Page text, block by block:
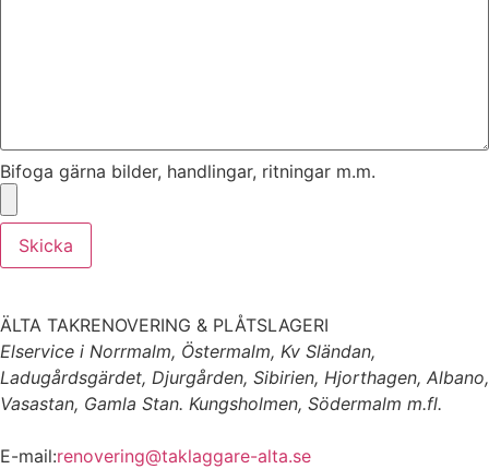
Bifoga gärna bilder, handlingar, ritningar m.m.
Skicka
ÄLTA TAKRENOVERING & PLÅTSLAGERI
Elservice i Norrmalm, Östermalm, Kv Sländan,
Ladugårdsgärdet, Djurgården, Sibirien, Hjorthagen, Albano,
Vasastan, Gamla Stan. Kungsholmen, Södermalm m.fl.
E-mail:renovering@taklaggare-alta.se